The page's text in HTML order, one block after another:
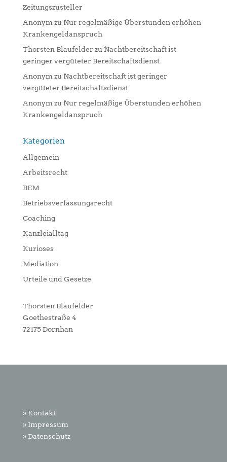
Zeitungszusteller
Anonym zu Nur regelmäßige Überstunden erhöhen
Krankengeldanspruch
Thorsten Blaufelder zu Nachtbereitschaft ist
geringer vergüteter Bereitschaftsdienst
Anonym zu Nachtbereitschaft ist geringer
vergüteter Bereitschaftsdienst
Anonym zu Nur regelmäßige Überstunden erhöhen
Krankengeldanspruch
Kategorien
Allgemein
Arbeitsrecht
BEM
Betriebsverfassungsrecht
Coaching
Kanzleialltag
Kurioses
Mediation
Urteile und Gesetze
Thorsten Blaufelder
Goethestraße 4
72175 Dornhan
» Kontakt
» Impressum
» Datenschutz